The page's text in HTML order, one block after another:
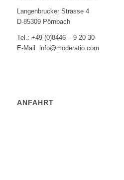
Langenbrucker Strasse 4
D-85309 Pörnbach
Tel.: +49 (0)8446 – 9 20 30
E-Mail: info@moderatio.com
ANFAHRT